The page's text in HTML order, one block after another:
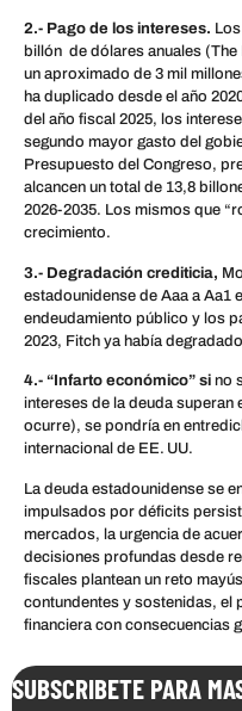
2.- Pago de los intereses.
billón de dólares anuales
un aproximado de 3 mil
ha duplicado desde el año
del año fiscal 2025, los
segundo mayor gasto del
Presupuesto del Congreso,
alcancen un total de 13,8
2026-2035. Los mismos que
crecimiento.
3.- Degradación crediticia,
estadounidense de Aaa a Aa1
endeudamiento público y los
2023, Fitch ya había
4.- “Infarto económico” si no
intereses de la deuda superan
ocurre), se pondría en
internacional de EE. UU.
La deuda estadounidense se
impulsados por déficits
mercados, la urgencia de
decisiones profundas desde
fiscales plantean un reto
contundentes y sostenidas, el
financiera con consecuencias
SUBSCRIBETE PARA